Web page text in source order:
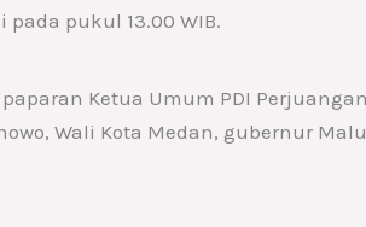
pukul 13.00 WIB.
Ketua Umum PDI
Wali Kota Medan, gubernur